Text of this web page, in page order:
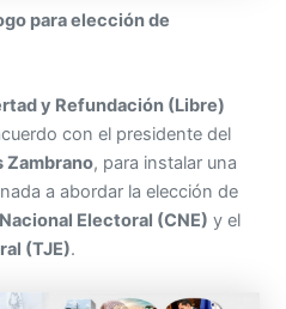
para elección de
y Refundación (Libre)
con el presidente del
Zambrano, para instalar una
a abordar la elección de
Electoral (CNE) y el
(TJE).